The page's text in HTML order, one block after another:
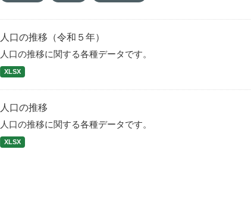
人口の推移（令和５年）
人口の推移に関する各種データです。
XLSX
人口の推移
人口の推移に関する各種データです。
XLSX